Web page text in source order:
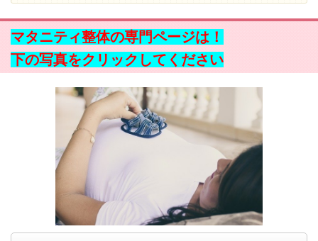
マタニティ整体の専門ページは！
下の写真をクリックしてください